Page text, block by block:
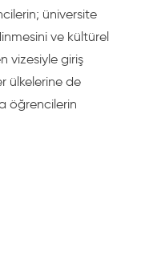
üniversite
ve kültürel
vizesiyle giriş
ülkelerine de
öğrencilerin